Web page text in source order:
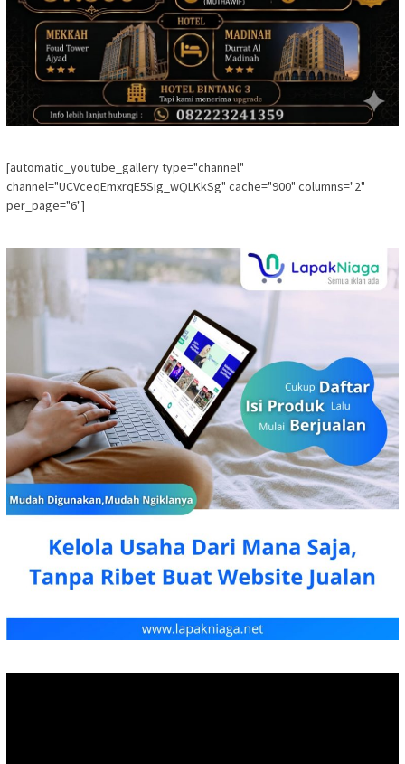
[automatic_youtube_gallery type="channel"
channel="UCVceqEmxrqE5Sig_wQLKkSg" cache="900" columns="2"
per_page="6"]